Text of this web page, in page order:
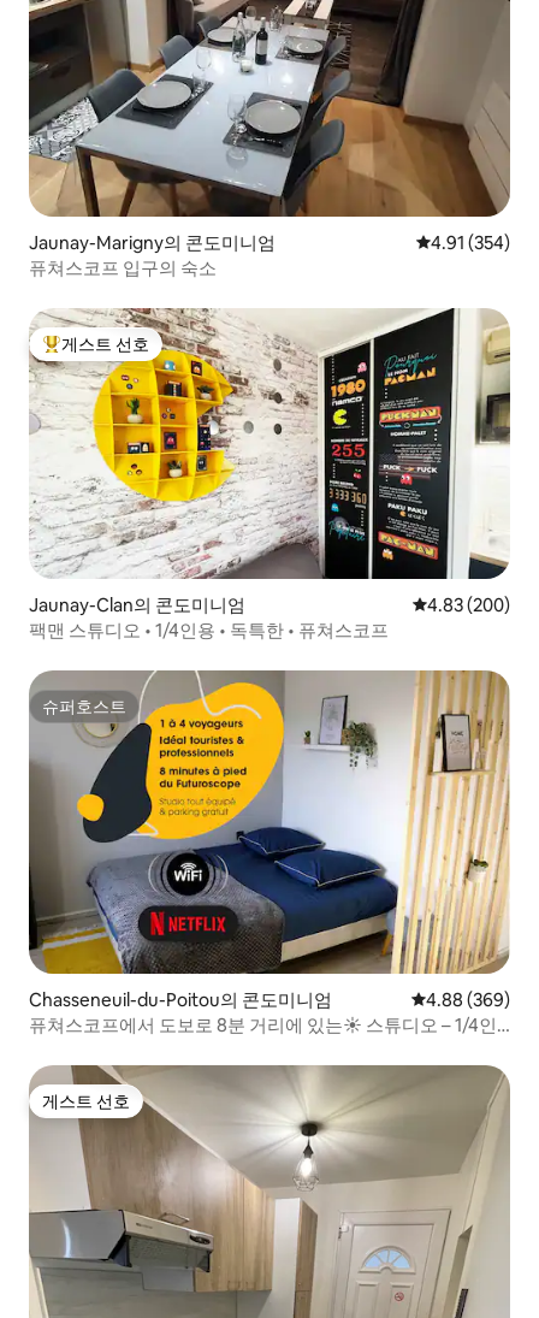
Jaunay-Marigny의 콘도미니엄 평점 4.91점(5
4.91 (354)
퓨쳐스코프 입구의 숙소
상위 게스트 선호
게스트 선호
Jaunay-Clan의 콘도미니엄 평점 4.83점(5
4.83 (200)
팩맨 스튜디오 • 1/4인용 • 독특한 • 퓨쳐스코프
슈퍼호스트
슈퍼호스트
Chasseneuil-du-Poitou의 콘도미니엄 평점 4.88점(5
4.88 (369)
퓨쳐스코프에서 도보로 8분 거리에 있는☀️ 스튜디오 – 1/4인
게스트 선호
게스트 선호